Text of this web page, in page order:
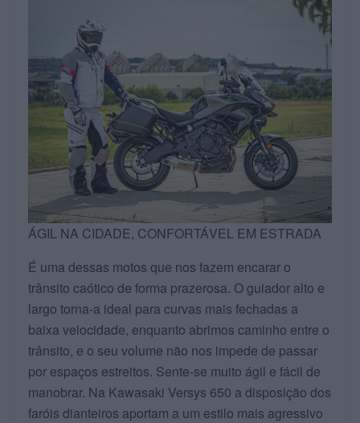
ÁGIL NA CIDADE, CONFORTÁVEL EM ESTRADA
É uma dessas motos que nos fazem encarar o
trânsito caótico de forma prazerosa. O guiador alto e
largo torna-a ideal para curvas mais fechadas a
baixa velocidade, enquanto abrimos caminho entre o
trânsito, e o seu volume não nos impede de passar
por espaços estreitos. Sente-se muito ágil e fácil de
manobrar. Na Kawasaki Versys 650 a disposição dos
faróis dianteiros aportam a um estilo mais agressivo